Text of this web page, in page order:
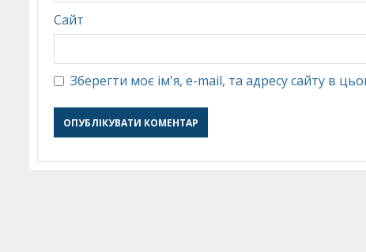
Сайт
Зберегти моє ім'я, e-mail, та адресу сайту в